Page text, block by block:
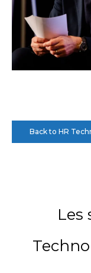
Back to HR
Les